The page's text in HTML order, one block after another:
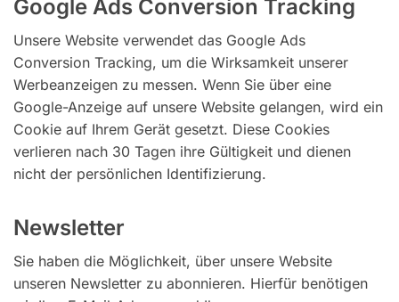
Google Ads Conversion Tracking
Unsere Website verwendet das Google Ads
Conversion Tracking, um die Wirksamkeit unserer
Werbeanzeigen zu messen. Wenn Sie über eine
Google-Anzeige auf unsere Website gelangen, wird ein
Cookie auf Ihrem Gerät gesetzt. Diese Cookies
verlieren nach 30 Tagen ihre Gültigkeit und dienen
nicht der persönlichen Identifizierung.
Newsletter
Sie haben die Möglichkeit, über unsere Website
unseren Newsletter zu abonnieren. Hierfür benötigen